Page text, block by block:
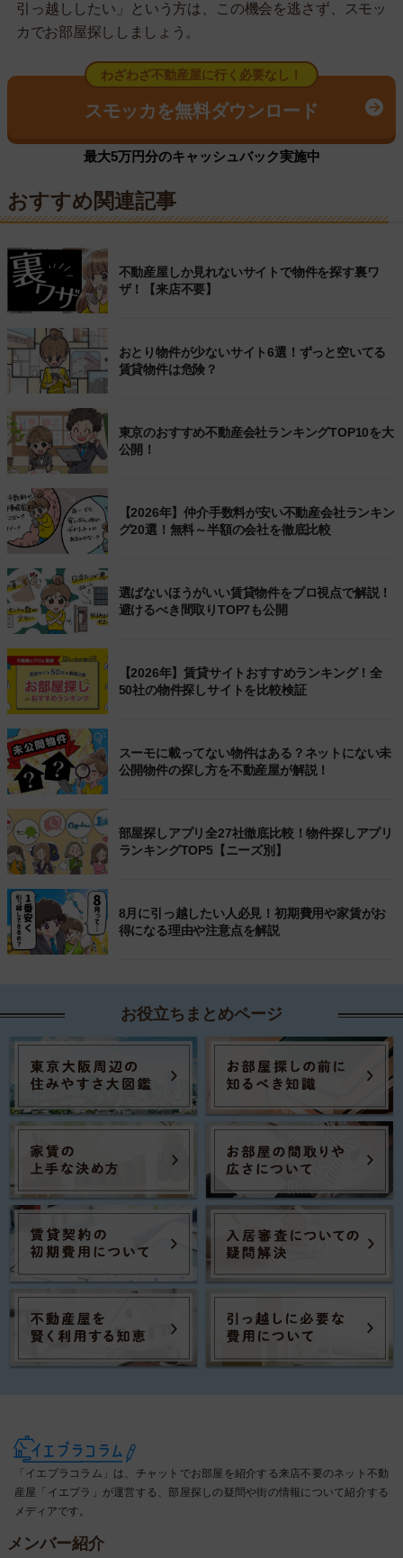
引っ越ししたい」という方は、この機会を逃さず、スモッ
カでお部屋探ししましょう。
わざわざ不動産屋に行く必要なし！
スモッカを無料ダウンロード
最大5万円分のキャッシュバック実施中
おすすめ関連記事
不動産屋しか見れないサイトで物件を探す裏ワ
ザ！【来店不要】
おとり物件が少ないサイト6選！ずっと空いてる
賃貸物件は危険？
東京のおすすめ不動産会社ランキングTOP10を大
公開！
【2026年】仲介手数料が安い不動産会社ランキン
グ20選！無料～半額の会社を徹底比較
選ばないほうがいい賃貸物件をプロ視点で解説！
避けるべき間取りTOP7も公開
【2026年】賃貸サイトおすすめランキング！全
50社の物件探しサイトを比較検証
スーモに載ってない物件はある？ネットにない未
公開物件の探し方を不動産屋が解説！
部屋探しアプリ全27社徹底比較！物件探しアプリ
ランキングTOP5【ニーズ別】
8月に引っ越したい人必見！初期費用や家賃がお
得になる理由や注意点を解説
お役立ちまとめページ
「イエプラコラム」は、チャットでお部屋を紹介する来店不要のネット不動
産屋「イエプラ」が運営する、部屋探しの疑問や街の情報について紹介する
メディアです。
メンバー紹介